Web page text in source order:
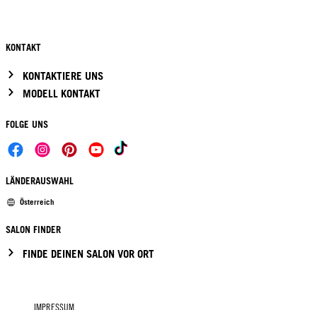
KONTAKT
KONTAKTIERE UNS
MODELL KONTAKT
FOLGE UNS
LÄNDERAUSWAHL
Österreich
SALON FINDER
FINDE DEINEN SALON VOR ORT
IMPRESSUM